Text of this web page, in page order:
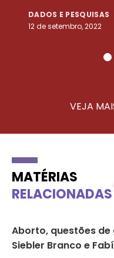
DADOS E PESQUISAS
12 de setembro, 2022
VEJA
MATÉRIAS
RELACIONADAS
Aborto, questões de
Siebler Branco e